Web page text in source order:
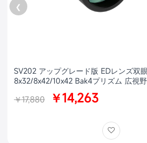
❮
SV202 アップグレード版 EDレンズ双眼鏡
8x32/8x42/10x42 Bak4プリズム 広視
バードウォッチング
￥17,880 ￥14,263